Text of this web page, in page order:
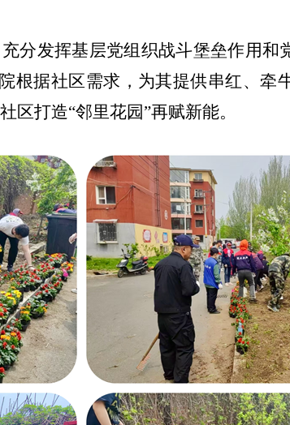
分发挥基层党组织战斗堡垒作用和
根据社区需求，为其提供串红、牵
区打造“邻里花园”再赋新能。